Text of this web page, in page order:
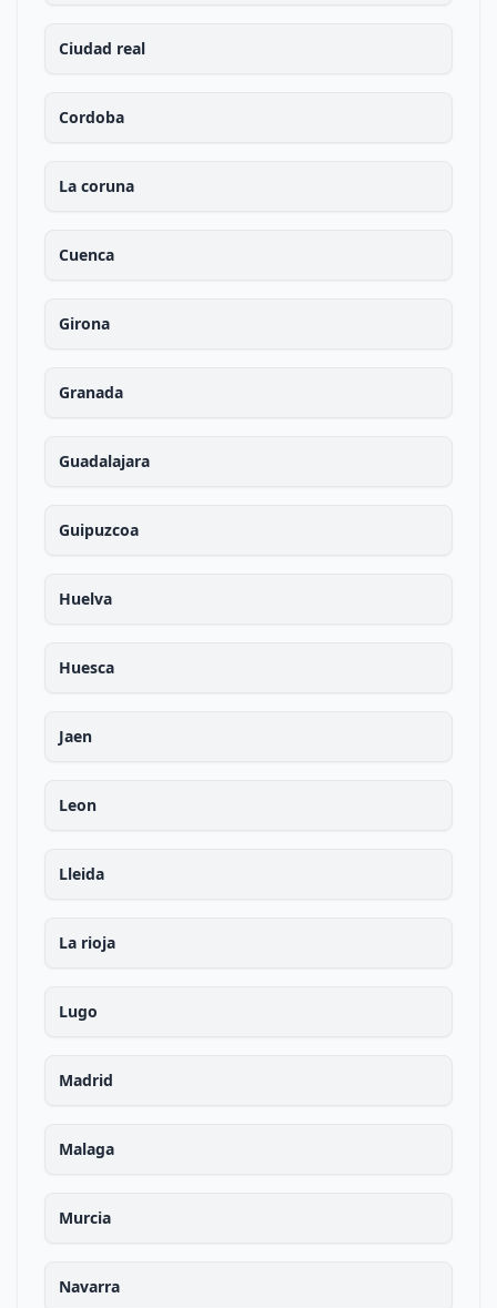
Ciudad real
Cordoba
La coruna
Cuenca
Girona
Granada
Guadalajara
Guipuzcoa
Huelva
Huesca
Jaen
Leon
Lleida
La rioja
Lugo
Madrid
Malaga
Murcia
Navarra